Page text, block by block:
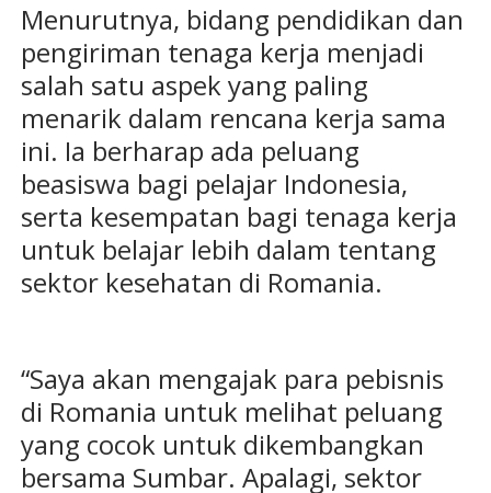
Menurutnya, bidang pendidikan dan
pengiriman tenaga kerja menjadi
salah satu aspek yang paling
menarik dalam rencana kerja sama
ini. Ia berharap ada peluang
beasiswa bagi pelajar Indonesia,
serta kesempatan bagi tenaga kerja
untuk belajar lebih dalam tentang
sektor kesehatan di Romania.
“Saya akan mengajak para pebisnis
di Romania untuk melihat peluang
yang cocok untuk dikembangkan
bersama Sumbar. Apalagi, sektor